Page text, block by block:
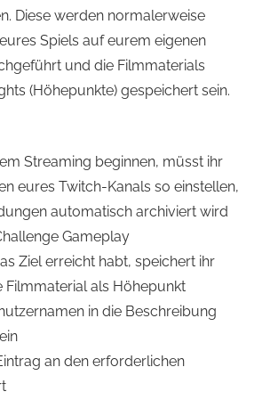
Diese werden normalerweise
Spiels auf eurem eigenen
und die Filmmaterials
(Höhepunkte) gespeichert sein.
Streaming beginnen, müsst ihr
eures Twitch-Kanals so einstellen,
automatisch archiviert wird
Gameplay
Ziel erreicht habt, speichert ihr
Filmmaterial als Höhepunkt
in die Beschreibung
an den erforderlichen